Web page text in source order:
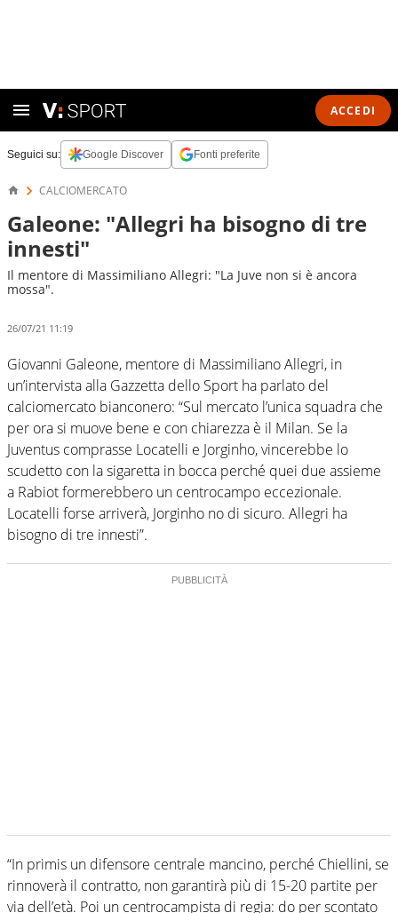
ACCEDI
Seguici su: Google Discover Fonti preferite
CALCIOMERCATO
Galeone: "Allegri ha bisogno di tre
innesti"
Il mentore di Massimiliano Allegri: "La Juve non si è ancora
mossa".
26/07/21 11:19
Giovanni Galeone, mentore di Massimiliano Allegri, in
un’intervista alla Gazzetta dello Sport ha parlato del
calciomercato bianconero: “Sul mercato l’unica squadra che
per ora si muove bene e con chiarezza è il Milan. Se la
Juventus comprasse Locatelli e Jorginho, vincerebbe lo
scudetto con la sigaretta in bocca perché quei due assieme
a Rabiot formerebbero un centrocampo eccezionale.
Locatelli forse arriverà, Jorginho no di sicuro. Allegri ha
bisogno di tre innesti”.
“In primis un difensore centrale mancino, perché Chiellini, se
rinnoverà il contratto, non garantirà più di 15-20 partite per
via dell’età. Poi un centrocampista di regia: do per scontato